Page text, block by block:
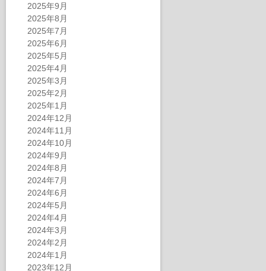
2025年9月
2025年8月
2025年7月
2025年6月
2025年5月
2025年4月
2025年3月
2025年2月
2025年1月
2024年12月
2024年11月
2024年10月
2024年9月
2024年8月
2024年7月
2024年6月
2024年5月
2024年4月
2024年3月
2024年2月
2024年1月
2023年12月